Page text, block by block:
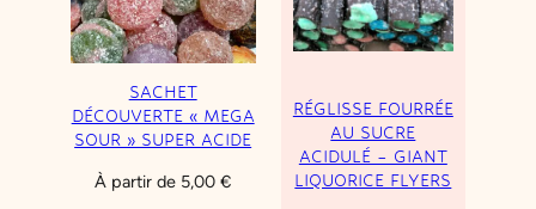
SACHET
DÉCOUVERTE « MEGA
SOUR » SUPER ACIDE
À partir de 5,00 €
RÉGLISSE FOURRÉE
AU SUCRE
ACIDULÉ – GIANT
LIQUORICE FLYERS